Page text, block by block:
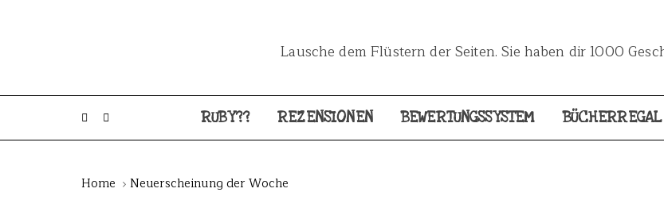
Lausche dem Flüstern der Seiten. Sie haben dir 1000
RUBY?? REZENSIONEN BEWERTUNGSSYSTEM BÜCHERREGAL
Home Neuerscheinung der Woche